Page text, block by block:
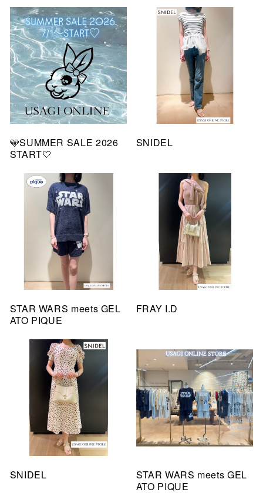
🩵SUMMER SALE 2026
START🤍
SNIDEL
STAR WARS meets GEL
ATO PIQUE
FRAY I.D
SNIDEL
STAR WARS meets GEL
ATO PIQUE